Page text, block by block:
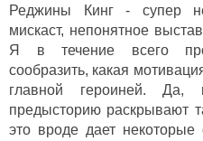
Реджины Кинг - супер
мискаст, непонятное
Я в течение всего
сообразить, какая
главной героиней.
предысторию раскрывают
это вроде дает